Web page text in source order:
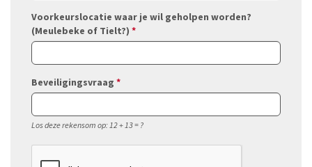
Voorkeurslocatie waar je wil geholpen worden?
(Meulebeke of Tielt?) *
Beveiligingsvraag *
Los deze rekensom op: 12 + 13 = ?